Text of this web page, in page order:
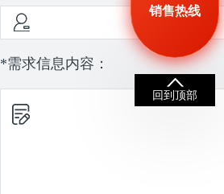
*需求信息内容：
销售热线
回到顶部